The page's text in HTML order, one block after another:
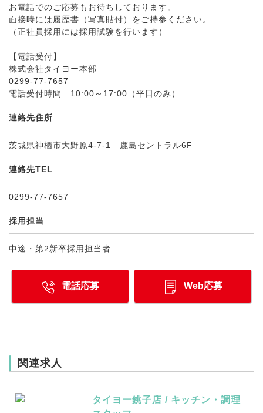
お電話でのご応募もお待ちしております。
面接時には履歴書（写真貼付）をご持参ください。
（正社員採用には採用試験を行います）
【電話受付】
株式会社タイヨー本部
0299-77-7657
電話受付時間 10:00～17:00（平日のみ）
連絡先住所
茨城県神栖市大野原4-7-1 鹿島セントラル6F
連絡先TEL
0299-77-7657
採用担当
中途・第2新卒採用担当者
電話応募 Web応募
関連求人
タイヨー銚子店 / キッチン・調理